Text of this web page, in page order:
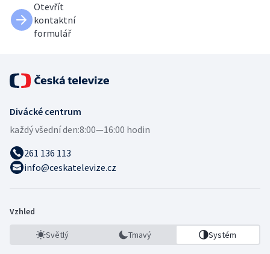
Otevřít
kontaktní
formulář
Divácké centrum
každý všední den:8:00—16:00 hodin
261 136 113
info@ceskatelevize.cz
Vzhled
Světlý Tmavý Systém